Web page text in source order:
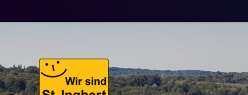
Einladung zum 3.
Staffel-Triathlon